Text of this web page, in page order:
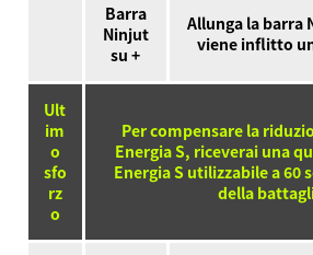
Barra
Ninjut
su +
Allunga la barra
viene inflitto
Ult
im
o
sfo
rz
o
Per compensare la
Energia S, riceverai una
Energia S utilizzabile a 60
della